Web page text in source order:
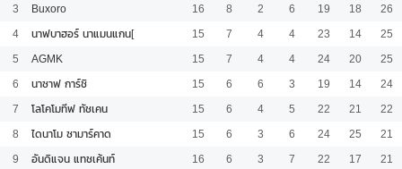
3
Buxoro 16 8 2 6 19 18
26
4
นาฟบาฮอร์ นาแมนแกน[ 15 7 4 4 23 14
25
5
AGMK 15 7 4 4 24 20
25
6
นาซาฟ การ์ชิ 15 6 6 3 19 14
24
7
โลโคโมทีฟ ทัชเคน 15 6 4 5 22 21
22
8
ไดนาโม ซามาร์คาด 15 6 3 6 24 25
21
9
อันดิแจน แทชเค้นท์ 16 6 3 7 22 17
21